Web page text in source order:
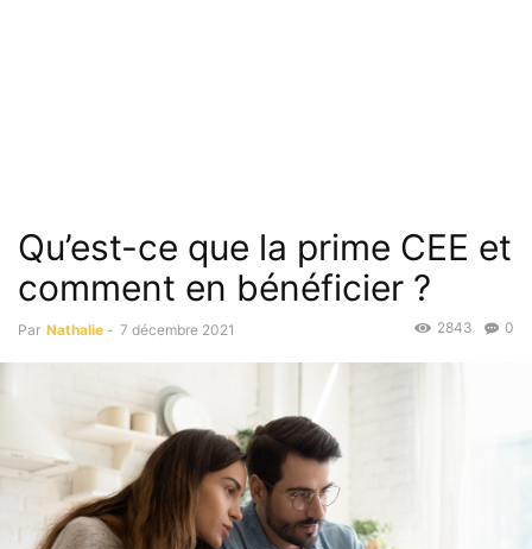
Qu’est-ce que la prime CEE et
comment en bénéficier ?
Par Nathalie - 7 décembre 2021 0
2843